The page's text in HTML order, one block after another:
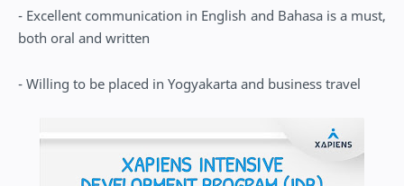
- Excellent communication in English and Bahasa is a must,
both oral and written
- Willing to be placed in Yogyakarta and business travel